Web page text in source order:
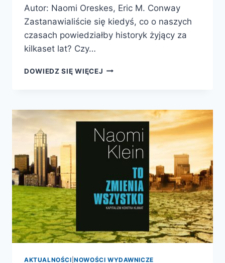
Autor: Naomi Oreskes, Eric M. Conway
Zastanawialiście się kiedyś, co o naszych
czasach powiedziałby historyk żyjący za
kilkaset lat? Czy…
DOWIEDZ SIĘ WIĘCEJ UPADEK
AKTUALNOŚCI |NOWOŚCI WYDAWNICZE